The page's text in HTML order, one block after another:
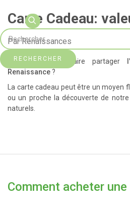
RECHERCHER
Carte Cadeau:
Par Renaissances
Vous souhaitez faire partager
Renaissance ?
La carte cadeau peut être un moyen
ou un proche la découverte de
naturels.
Comment acheter